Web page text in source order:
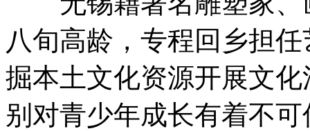
八旬高龄，专程回乡担
掘本土文化资源开展文
别对青少年成长有着不